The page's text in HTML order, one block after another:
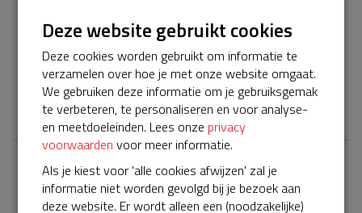
Het servicepakket van onze BuurtAED verloopt bijna en
moet worden verlengd, zodat onze AED gebruiksklaar
blijft. Help je mee? Doneer voor ons servicepakket!
𝕏
Laatste donaties
Bekijk alle
Deze website gebruikt cookies
Deze cookies worden gebruikt om informatie te
verzamelen over hoe je met onze website omgaat.
We gebruiken deze informatie om je gebruiksgemak
te verbeteren, te personaliseren en voor analyse-
en meetdoeleinden. Lees onze privacy
voorwaarden voor meer informatie.
Als je kiest voor 'alle cookies afwijzen' zal je
informatie niet worden gevolgd bij je bezoek aan
deze website. Er wordt alleen een (noodzakelijke)